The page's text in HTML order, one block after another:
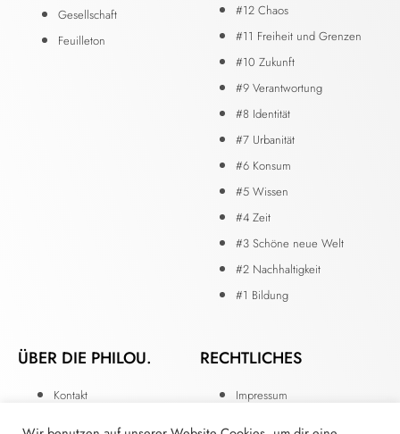
Gesellschaft
Feuilleton
#12 Chaos
#11 Freiheit und Grenzen
#10 Zukunft
#9 Verantwortung
#8 Identität
#7 Urbanität
#6 Konsum
#5 Wissen
#4 Zeit
#3 Schöne neue Welt
#2 Nachhaltigkeit
#1 Bildung
ÜBER DIE PHILOU.
Kontakt
RECHTLICHES
Impressum